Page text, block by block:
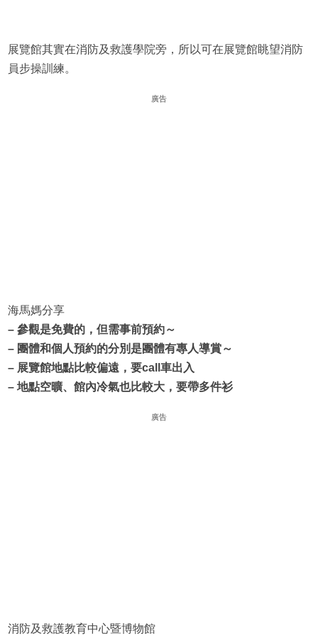
展覽館其實在消防及救護學院旁，所以可在展覽館眺望消防
員步操訓練。
廣告
海馬媽分享
– 參觀是免費的，但需事前預約～
– 團體和個人預約的分別是團體有專人導賞～
– 展覽館地點比較偏遠，要call車出入
– 地點空曠、館內冷氣也比較大，要帶多件衫
廣告
消防及救護教育中心暨博物館